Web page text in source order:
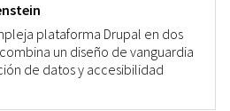
plataforma Drupal en dos
un diseño de vanguardia
de datos y accesibilidad